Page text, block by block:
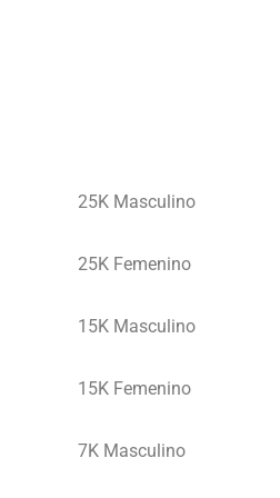
25K Masculino
25K Femenino
15K Masculino
15K Femenino
7K Masculino